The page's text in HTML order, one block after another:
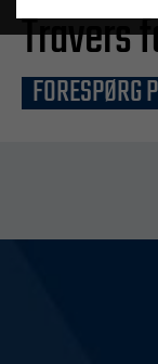
Travers
FORESPØRG